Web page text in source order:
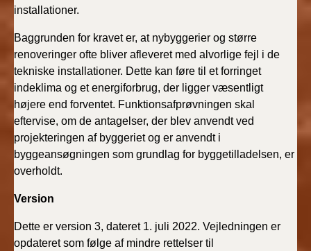
BR15 (2015-2018)
Tidligere BR (1961-
2010)
installationer.
Baggrunden for kravet er, at nybyggerier og større
renoveringer ofte bliver afleveret med alvorlige fejl i de
tekniske installationer. Dette kan føre til et forringet
indeklima og et energiforbrug, der ligger væsentligt
højere end forventet. Funktionsafprøvningen skal
eftervise, om de antagelser, der blev anvendt ved
projekteringen af byggeriet og er anvendt i
byggeansøgningen som grundlag for byggetilladelsen, er
overholdt.
Version
Dette er version 3, dateret 1. juli 2022. Vejledningen er
opdateret som følge af mindre rettelser til